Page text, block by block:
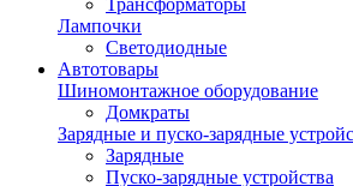
Трансформаторы
Лампочки
Светодиодные
Автотовары
Шиномонтажное оборудование
Домкраты
Зарядные и пуско-зарядные
Зарядные
Пуско-зарядные устройства